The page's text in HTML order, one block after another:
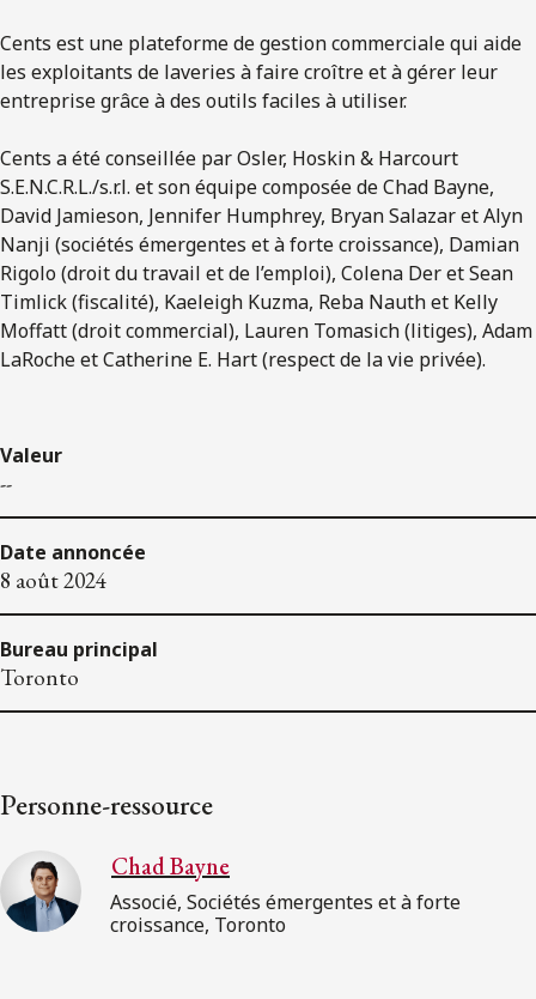
Cents est une plateforme de gestion commerciale qui aide
les exploitants de laveries à faire croître et à gérer leur
entreprise grâce à des outils faciles à utiliser.
Cents a été conseillée par Osler, Hoskin & Harcourt
S.E.N.C.R.L./s.r.l. et son équipe composée de Chad Bayne,
David Jamieson, Jennifer Humphrey, Bryan Salazar et Alyn
Nanji (sociétés émergentes et à forte croissance), Damian
Rigolo (droit du travail et de l’emploi), Colena Der et Sean
Timlick (fiscalité), Kaeleigh Kuzma, Reba Nauth et Kelly
Moffatt (droit commercial), Lauren Tomasich (litiges), Adam
LaRoche et Catherine E. Hart (respect de la vie privée).
Valeur
--
Date annoncée
8 août 2024
Bureau principal
Toronto
Personne-ressource
Chad Bayne
Associé, Sociétés émergentes et à forte
croissance, Toronto